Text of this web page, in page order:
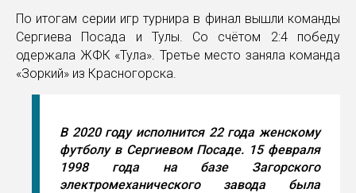
По итогам серии игр турнира в финал вышли команды
Сергиева Посада и Тулы. Со счётом 2:4 победу
одержала ЖФК «Тула». Третье место заняла команда
«Зоркий» из Красногорска.
В 2020 году исполнится 22 года женскому
футболу в Сергиевом Посаде. 15 февраля
1998 года на базе Загорского
электромеханического завода была